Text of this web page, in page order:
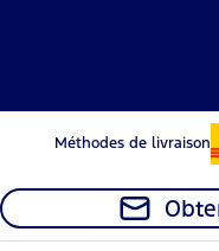
Méthodes de livraison